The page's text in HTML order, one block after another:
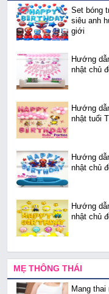
Set bóng
siêu anh
giới
Hướng
nhật chủ
Hướng
nhật tuổi
Hướng
nhật chủ
Hướng
nhật chủ
MẸ THÔNG THÁI
Mang thai